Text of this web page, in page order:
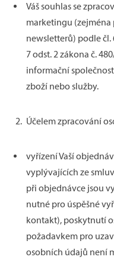
Váš souhlas se
marketingu (zejména
newsletterů) podle čl.
7 odst. 2 zákona č.
informační
zboží nebo služby.
Účelem zpracování
vyřízení Vaší
vyplývajících ze
při objednávce jsou
nutné pro úspěšné
kontakt), poskytnutí
požadavkem pro
osobních údajů není